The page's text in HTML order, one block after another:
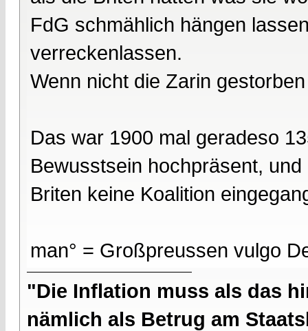
FdG schmählich hängen
verreckenlassen.
Wenn nicht die Zarin
Das war 1900 mal geradeso
Bewusstsein hochpräsent,
Briten keine Koalition
man° = Großpreussen vulgo
"Die Inflation muss als das
nämlich als Betrug am